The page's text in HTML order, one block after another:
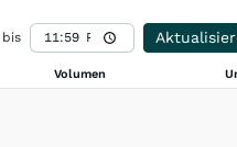
bis
Volumen